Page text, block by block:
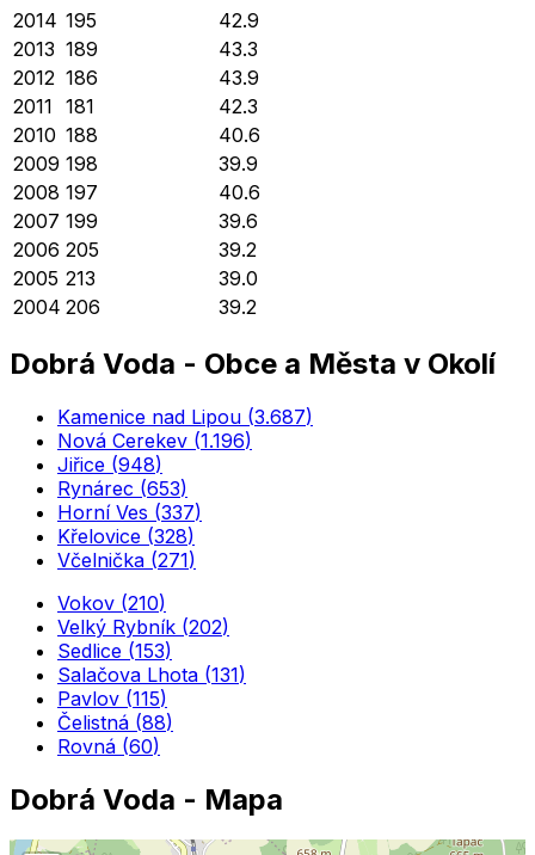
2014 195
42.9
2013 189
43.3
2012 186
43.9
2011 181
42.3
2010 188
40.6
2009 198
39.9
2008 197
40.6
2007 199
39.6
2006 205
39.2
2005 213
39.0
2004 206 39.2
Dobrá Voda - Obce a Města v Okolí
Kamenice nad Lipou (3.687)
Nová Cerekev (1.196)
Jiřice (948)
Rynárec (653)
Horní Ves (337)
Křelovice (328)
Včelnička (271)
Vokov (210)
Velký Rybník (202)
Sedlice (153)
Salačova Lhota (131)
Pavlov (115)
Čelistná (88)
Rovná (60)
Dobrá Voda - Mapa